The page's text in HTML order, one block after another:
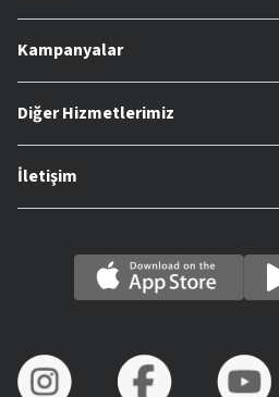
Kampanyalar
Diğer Hizmetlerimiz
İletişim